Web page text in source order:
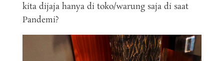
kita dijaja hanya di toko/warung saja di saat
Pandemi?